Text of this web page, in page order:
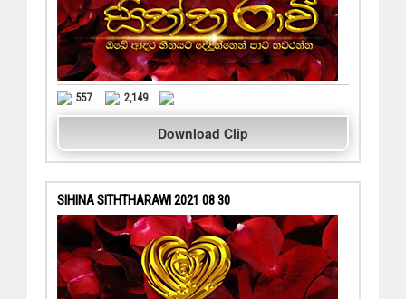
557 2,149
Download Clip
SIHINA SITHTHARAWI 2021 08 30